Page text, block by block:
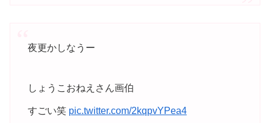
夜更かしなうー
しょうこおねえさん画伯
すごい笑 pic.twitter.com/2kqpvYPea4